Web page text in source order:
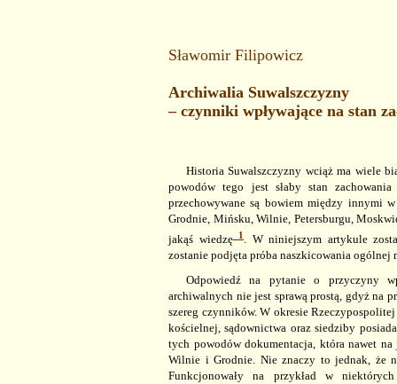
Sławomir Filipowicz
Archiwalia Suwalszczyzny
– czynniki wpływające na stan
Historia Suwalszczyzny wciąż ma wiele
powodów tego jest słaby stan
przechowywane są bowiem między innymi
Grodnie, Mińsku, Wilnie, Petersburgu,
jakąś wiedzę 1 . W niniejszym artykule
zostanie podjęta próba naszkicowania
Odpowiedź na pytanie o przyczyny
archiwalnych nie jest sprawą prostą, gdyż na
szereg czynników. W okresie
kościelnej, sądownictwa oraz siedziby
tych powodów dokumentacja, która nawet na
Wilnie i Grodnie. Nie znaczy to jednak, że
Funkcjonowały na przykład w